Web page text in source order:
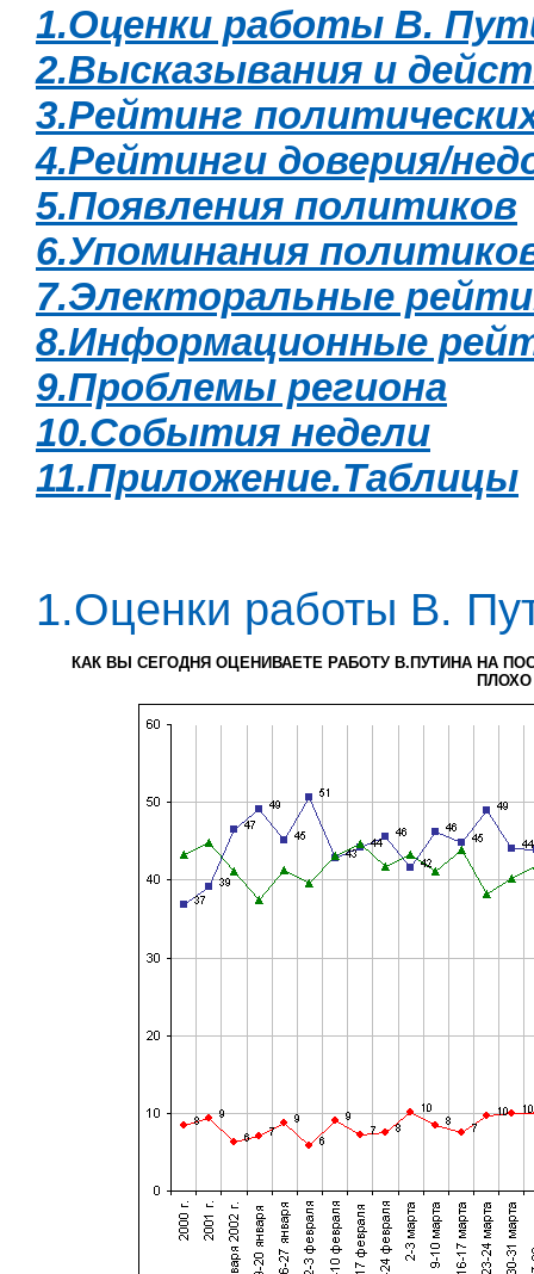
1.Оценки работы В.
2.Высказывания и
3.Рейтинг
4.Рейтинги доверия/
5.Появления политиков
6.Упоминания
7.Электоральные
8.Информационные
9.Проблемы региона
10.События недели
11.Приложение.Таблицы
1.Оценки работы В.
КАК ВЫ СЕГОДНЯ ОЦЕНИВАЕТЕ РАБОТУ В.ПУТИНА НА